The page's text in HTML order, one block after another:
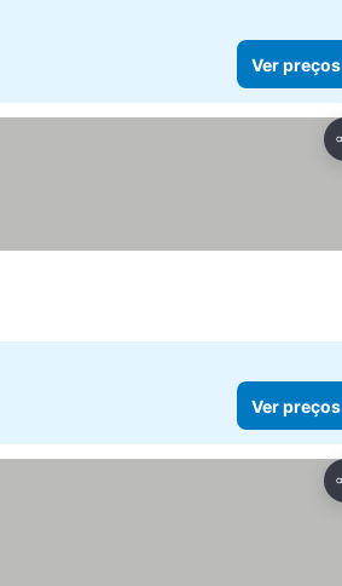
Ver preços
Ver preços